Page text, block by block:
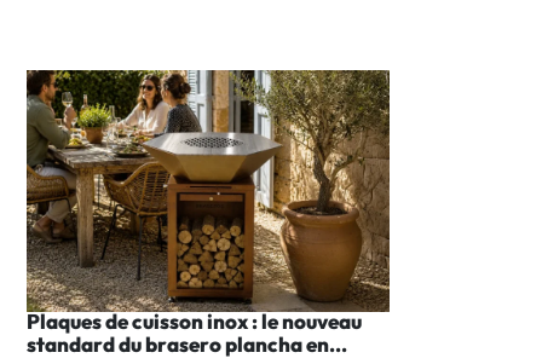
Plaques de cuisson inox : le nouveau
standard du brasero plancha en...